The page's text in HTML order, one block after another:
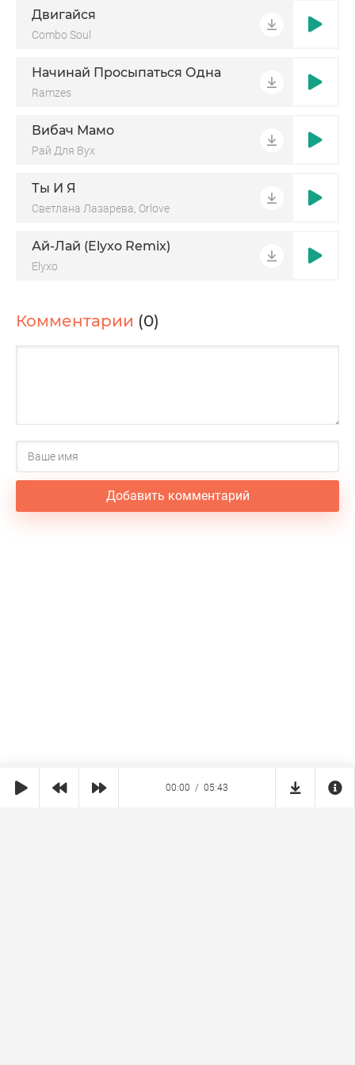
Двигайся
Combo Soul
Начинай Просыпаться Одна
Ramzes
Вибач Мамо
Рай Для Вух
Ты И Я
Светлана Лазарева, Orlove
Ай-Лай (Elyxo Remix)
Elyxo
Комментарии (0)
Добавить комментарий
00:00 05:43